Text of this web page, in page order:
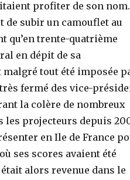
profiter de son
de subir un camouflet au
qu’en trente-quatrième
en dépit de sa
tout été imposée
fermé des vice-
la colère de nombreux
les projecteurs depuis
en Ile de France
ses scores avaient été
alors revenue dans le